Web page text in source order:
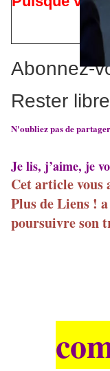
Abonnez-
Rester
N'oubliez pas de
Je lis, j’aime, je
Cet article vous
Plus de Liens !
poursuivre son